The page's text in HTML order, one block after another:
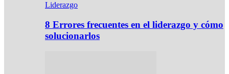
Liderazgo
8 Errores frecuentes en el liderazgo y cómo
solucionarlos